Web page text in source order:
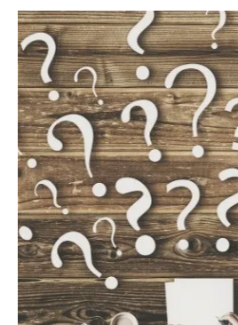
信頼できる不動産会社
市場動向を活かした不
不動産売却時の交渉術
納得の不動産売却を目指す
不動産売却の流れを事
契約前に抑えておきた
ト
茨木市で安心して売却
不動産売却に役立つ最
失敗しないための売却
茨木市で買取による売却を